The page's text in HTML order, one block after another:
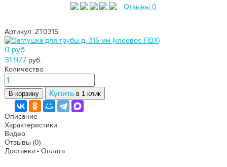
Отзывы 0
Артикул: ZT0315
0 руб.
31 977 руб.
Количество
В корзину Купить в 1 клик
Описание
Характеристики
Видео
Отзывы (0)
Доставка - Оплата